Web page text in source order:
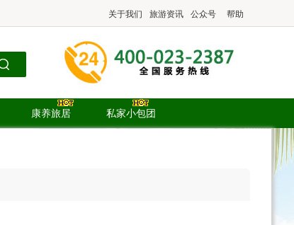
关于我们 旅游资讯 公众号 帮助
康养旅居 私家小包团